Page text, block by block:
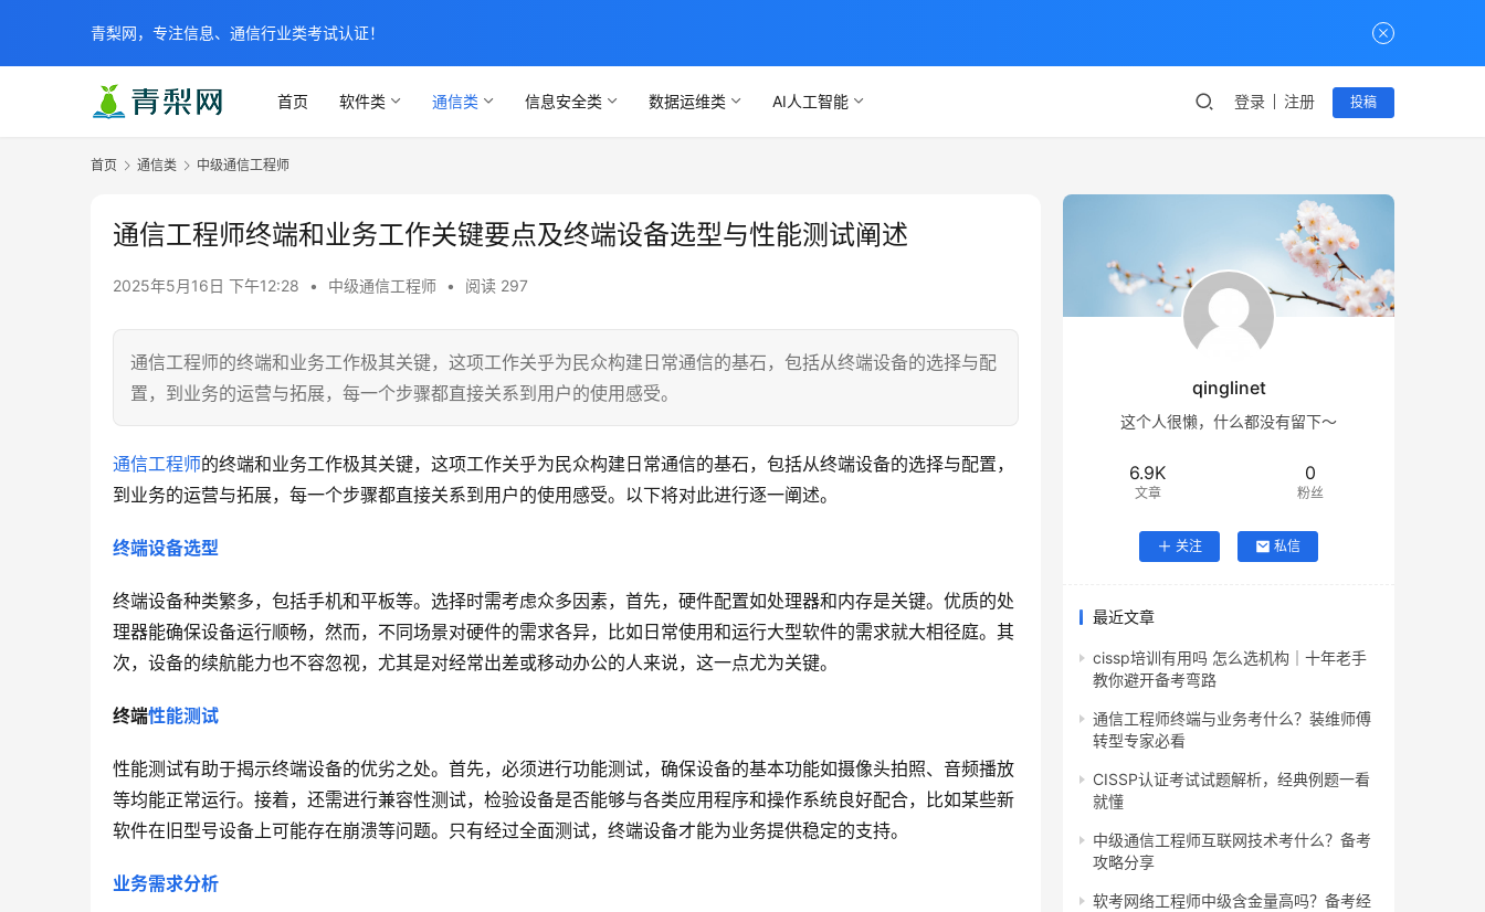
首页 软件类 通信类 信息安全类 数据运维类 AI人工智能 登录 注册 投稿
首页 通信类 中级通信工程师
通信工程师终端和业务工作关键要点及终端设备选型与性能测试阐述
2025年5月16日 下午12:28 • 中级通信工程师 • 阅读 297
通信工程师的终端和业务工作极其关键，这项工作关乎为民众构建日常通信的基石，包括从终端设备的选择与配
置，到业务的运营与拓展，每一个步骤都直接关系到用户的使用感受。
通信工程师的终端和业务工作极其关键，这项工作关乎为民众构建日常通信的基石，包括从终端设备的选择与配置，
到业务的运营与拓展，每一个步骤都直接关系到用户的使用感受。以下将对此进行逐一阐述。
终端设备选型
终端设备种类繁多，包括手机和平板等。选择时需考虑众多因素，首先，硬件配置如处理器和内存是关键。优质的处
理器能确保设备运行顺畅，然而，不同场景对硬件的需求各异，比如日常使用和运行大型软件的需求就大相径庭。其
次，设备的续航能力也不容忽视，尤其是对经常出差或移动办公的人来说，这一点尤为关键。
终端性能测试
性能测试有助于揭示终端设备的优劣之处。首先，必须进行功能测试，确保设备的基本功能如摄像头拍照、音频播放
等均能正常运行。接着，还需进行兼容性测试，检验设备是否能够与各类应用程序和操作系统良好配合，比如某些新
软件在旧型号设备上可能存在崩溃等问题。只有经过全面测试，终端设备才能为业务提供稳定的支持。
业务需求分析
qinglinet
这个人很懒，什么都没有留下～
6.9K
文章
0
粉丝
关注 私信
最近文章
cissp培训有用吗 怎么选机构｜十年老手
教你避开备考弯路
通信工程师终端与业务考什么？装维师傅
转型专家必看
CISSP认证考试试题解析，经典例题一看
就懂
中级通信工程师互联网技术考什么？备考
攻略分享
软考网络工程师中级含金量高吗？备考经
青梨网，专注信息、通信行业类考试认证！